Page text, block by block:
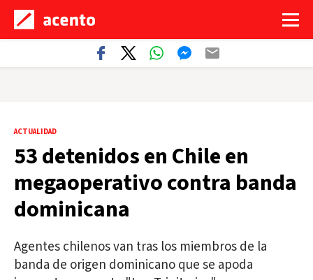
ACTUALIDAD
53 detenidos en Chile en
megaoperativo contra banda
dominicana
Agentes chilenos van tras los miembros de la
banda de origen dominicano que se apoda